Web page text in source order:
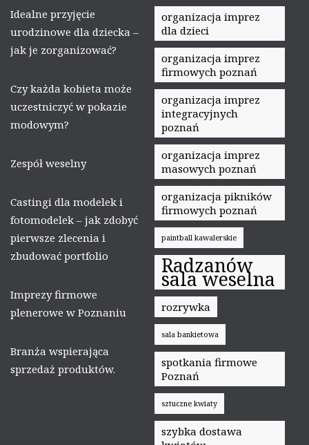
Idealne przyjęcie
urodzinowe dla dziecka –
jak je zorganizować?
Czy każda kobieta może
uczestniczyć w pokazie
modowym?
Zespół weselny
Castingi dla modelek i
fotomodelek – jak zdobyć
pierwsze zlecenia i
zbudować portfolio
Imprezy firmowe
plenerowe w Poznaniu
Branża wspierająca
sprzedaż produktów.
organizacja imprez
dla dzieci
organizacja imprez
firmowych poznań
organizacja imprez
integracyjnych
poznań
organizacja imprez
masowych poznań
organizacja pikników
firmowych poznań
paintball kawalerskie
Radzanów
sala weselna
rozrywka
sala bankietowa
spotkania firmowe
Poznań
sztuczne kwiaty
szybka dostawa